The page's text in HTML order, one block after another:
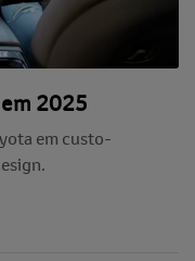
2025
em custo-